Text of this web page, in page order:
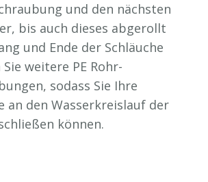
und den nächsten
bis auch dieses abgerollt
und Ende der Schläuche
weitere PE Rohr-
sodass Sie Ihre
an den Wasserkreislauf der
können.